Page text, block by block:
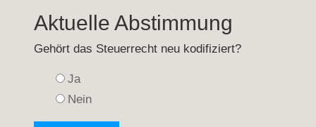
Aktuelle Abstimmung
Gehört das Steuerrecht neu kodifiziert?
Ja
Nein